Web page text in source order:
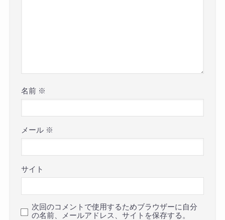
名前 ※
メール ※
サイト
次回のコメントで使用するためブラウザーに自分
の名前、メールアドレス、サイトを保存する。